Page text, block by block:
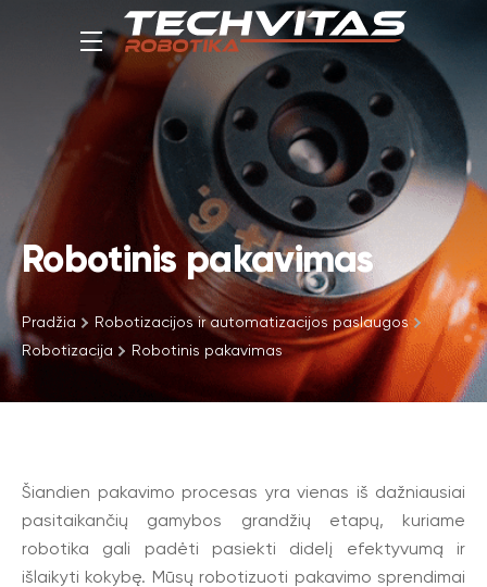
Robotinis pakavimas
Pradžia
Robotizacijos ir automatizacijos paslaugos
Robotizacija
Robotinis pakavimas
Šiandien pakavimo procesas yra vienas iš dažniausiai
pasitaikančių gamybos grandžių etapų, kuriame
robotika gali padėti pasiekti didelį efektyvumą ir
išlaikyti kokybę. Mūsų robotizuoti pakavimo sprendimai